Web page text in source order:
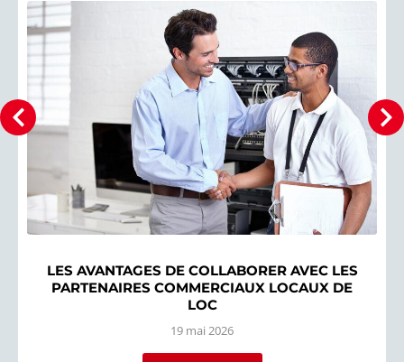
LES AVANTAGES DE COLLABORER AVEC LES
PARTENAIRES COMMERCIAUX LOCAUX DE
LOC
19 mai 2026